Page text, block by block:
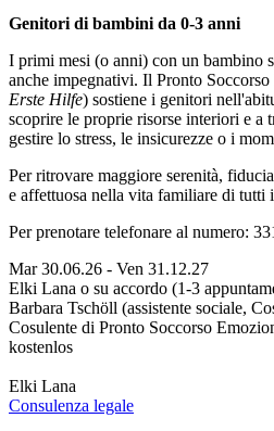
Genitori di bambini da 0-3 anni
I primi mesi (o anni) con un bambino
anche impegnativi. Il Pronto
Erste Hilfe) sostiene i genitori
scoprire le proprie risorse interiori e a
gestire lo stress, le insicurezze o i
Per ritrovare maggiore serenità,
e affettuosa nella vita familiare di tutti
Per prenotare telefonare al numero:
Mar 30.06.26 - Ven 31.12.27
Elki Lana o su accordo (1-3
Barbara Tschöll (assistente sociale,
Cosulente di Pronto Soccorso
kostenlos
Elki Lana
Consulenza legale